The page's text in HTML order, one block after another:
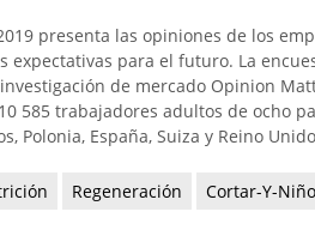
presenta las opiniones de los
expectativas para el futuro. La
de mercado Opinion
585 trabajadores adultos de ocho
Polonia, España, Suiza y Reino
Regeneración Cortar-Y-Niño